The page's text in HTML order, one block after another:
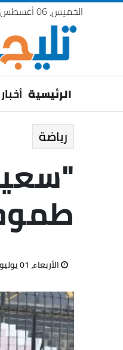
الخميس، 06 أغسطس 2026
الرئيسية أخبار
رياضة
الأربعاء، 01 يوليو 2026 03:41 م